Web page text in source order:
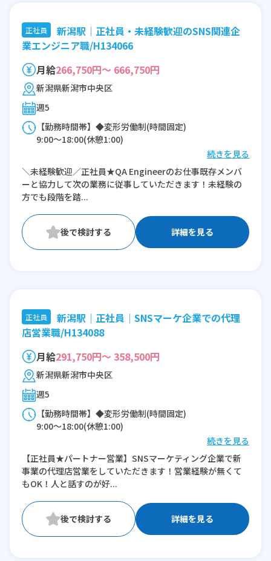
正社員
新潟駅｜正社員・未経験歓迎のSNS関連企
業エンジニア職/H134066
月給266,750円～ 666,750円
新潟県新潟市中央区
週5
【勤務時間帯】◆変形労働制(時間固定)
9:00〜18:00(休憩1:00)
※残業：10〜45時間程度/月
続きを見る
＼未経験歓迎／正社員★QA Engineerのお仕事既存メンバ
ーと協力して次の業務に従事していただきます！未経験の
方でも段階を踏...
詳細を見る
正社員
新潟駅｜正社員｜SNSマーケ企業での代理
店営業職/H134088
月給291,750円～ 358,500円
新潟県新潟市中央区
週5
【勤務時間帯】◆変形労働制(時間固定)
9:00〜18:00(休憩1:00)
※残業：10〜45時間程度/月
続きを見る
【正社員★パートナー営業】SNSマーケティング企業で新
事業の代理店営業をしていただきます！営業経験が無くて
もOK！人と話すのが好...
詳細を見る